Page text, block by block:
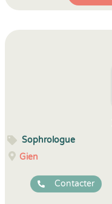
Sophrologue
Gien
Contacter